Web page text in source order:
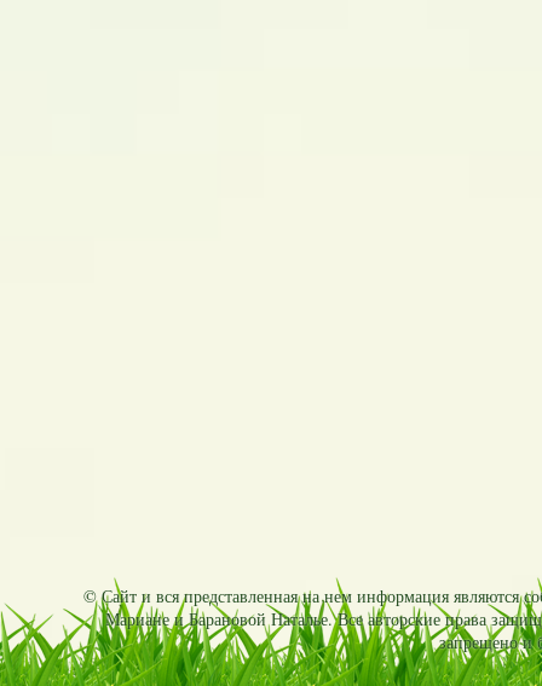
© Сайт и вся представленная на нем информация являются
Мариане и Барановой Наталье. Все авторские права
запрещено и